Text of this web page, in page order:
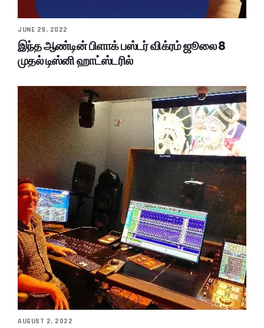
JUNE 29, 2022
இந்த ஆண்டின் பிளாக் பஸ்டர் விக்ரம் ஜூலை 8
முதல் டிஸ்னி ஹாட்ஸ்டரில்
AUGUST 2, 2022